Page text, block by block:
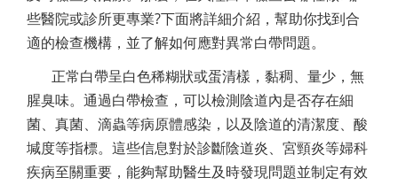
些醫院或診所更專業?下面將詳細介紹，幫助你找到合
適的檢查機構，並了解如何應對異常白帶問題。
正常白帶呈白色稀糊狀或蛋清樣，黏稠、量少，無
腥臭味。通過白帶檢查，可以檢測陰道內是否存在細
菌、真菌、滴蟲等病原體感染，以及陰道的清潔度、酸
堿度等指標。這些信息對於診斷陰道炎、宮頸炎等婦科
疾病至關重要，能夠幫助醫生及時發現問題並制定有效